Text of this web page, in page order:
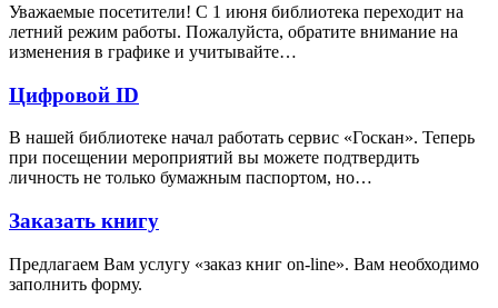
Уважаемые посетители! С 1 июня библиотека переходит на
летний режим работы. Пожалуйста, обратите внимание на
изменения в графике и учитывайте…
Цифровой ID
В нашей библиотеке начал работать сервис «Госкан». Теперь
при посещении мероприятий вы можете подтвердить
личность не только бумажным паспортом, но…
Заказать книгу
Предлагаем Вам услугу «заказ книг on-line». Вам необходимо
заполнить форму.